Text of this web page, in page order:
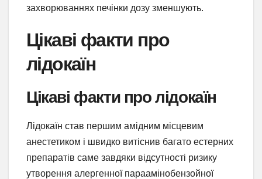
захворюваннях печінки дозу зменшують.
Цікаві факти про
лідокаїн
Цікаві факти про лідокаїн
Лідокаїн став першим амідним місцевим
анестетиком і швидко витіснив багато естерних
препаратів саме завдяки відсутності ризику
утворення алергенної параамінобензойної